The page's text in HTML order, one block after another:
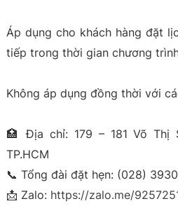
Áp dụng cho khách hàng đặt
tiếp trong thời gian chương
Không áp dụng đồng thời với
🏥 Địa chỉ: 179 – 181 Võ Thị
TP.HCM
📞 Tổng đài đặt hẹn: (028)
📩 Zalo:https://zalo.me/